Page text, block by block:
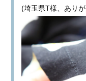
(埼玉県T様、あり